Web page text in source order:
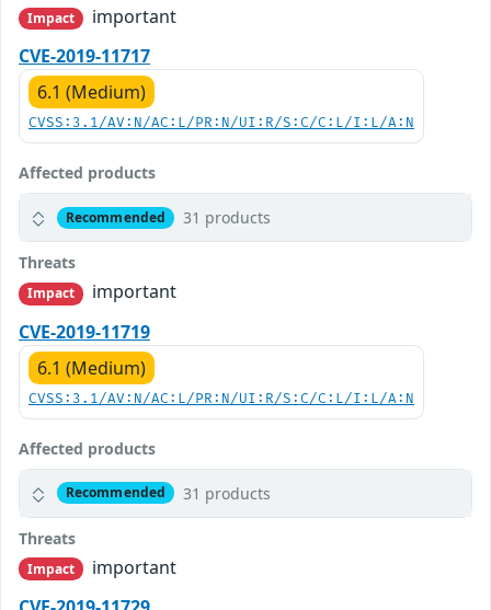
Impact
important
CVE-2019-11717
6.1 (Medium)
CVSS:3.1/AV:N/AC:L/PR:N/UI:R/S:C/C:L/I:L/A:N
Affected products
Recommended 31 products
Threats
Impact
important
CVE-2019-11719
6.1 (Medium)
CVSS:3.1/AV:N/AC:L/PR:N/UI:R/S:C/C:L/I:L/A:N
Affected products
Recommended 31 products
Threats
Impact
important